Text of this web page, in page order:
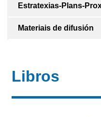
Estratexias-Plans-
Materiais de difusión
Libros